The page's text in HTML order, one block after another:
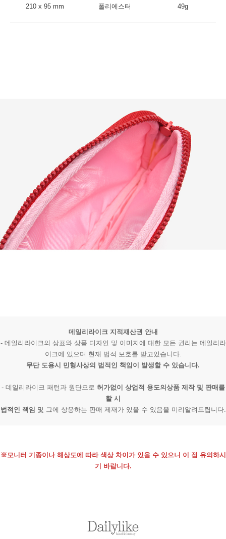
210 x 95 mm 폴리에스터 49g
데일리라이크 지적재산권 안내
- 데일리라이크의 상표와 상품 디자인 및 이미지에 대한 모든 권리는 데일리라
이크에 있으며 현재 법적 보호를 받고있습니다.
무단 도용시 민형사상의 법적인 책임이 발생할 수 있습니다.
- 데일리라이크 패턴과 원단으로 허가없이 상업적 용도의상품 제작 및 판매를
할 시
법적인 책임 및 그에 상응하는 판매 제재가 있을 수 있음을 미리알려드립니다.
※모니터 기종이나 해상도에 따라 색상 차이가 있을 수 있으니 이 점 유의하시
기 바랍니다.